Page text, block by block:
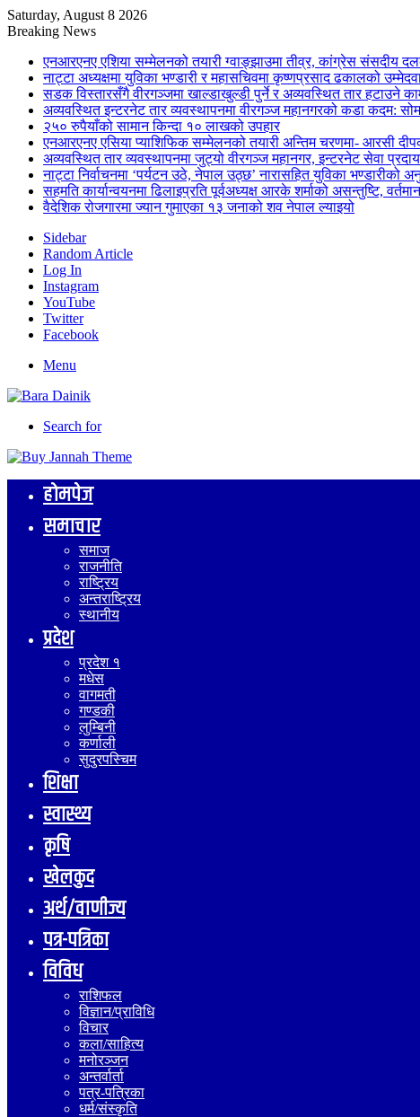
Saturday, August 8 2026
Breaking News
एनआरएनए एशिया सम्मेलनको तयारी ग्वाङ्झाउमा तीव्र, कांग्रेस संसदीय
नाट्टा अध्यक्षमा युविका भण्डारी र महासचिवमा कृष्णप्रसाद ढकालको
सडक विस्तारसँगै वीरगञ्जमा खाल्डाखुल्डी पुर्ने र अव्यवस्थित तार हटाउने
अव्यवस्थित इन्टरनेट तार व्यवस्थापनमा वीरगञ्ज महानगरको कडा कदम:
२५० रुपैयाँको सामान किन्दा १० लाखको उपहार
एनआरएनए एसिया प्याशिफिक सम्मेलनको तयारी अन्तिम चरणमा- आरसी
अव्यवस्थित तार व्यवस्थापनमा जुट्यो वीरगञ्ज महानगर, इन्टरनेट सेवा
नाट्टा निर्वाचनमा ‘पर्यटन उठे, नेपाल उठ्छ’ नारासहित युविका भण्डारीको
सहमति कार्यान्वयनमा ढिलाइप्रति पूर्वअध्यक्ष आरके शर्माको असन्तुष्टि,
वैदेशिक रोजगारमा ज्यान गुमाएका १३ जनाको शव नेपाल ल्याइयो
Sidebar
Random Article
Log In
Instagram
YouTube
Twitter
Facebook
Menu
Search for
होमपेज
समाचार
समाज
राजनीति
राष्ट्रिय
अन्तराष्ट्रिय
स्थानीय
प्रदेश
प्रदेश १
मधेस
वागमती
गण्डकी
लुम्बिनी
कर्णाली
सुदुरपस्चिम
शिक्षा
स्वास्थ्य
कृषि
खेलकुद
अर्थ/वाणीज्य
पत्र-पत्रिका
विविध
राशिफल
विज्ञान/प्राविधि
विचार
कला/साहित्य
मनोरञ्जन
अन्तर्वार्ता
पत्र-पत्रिका
धर्म/संस्कृति